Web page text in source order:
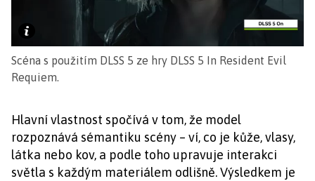
Scéna s použitím DLSS 5 ze hry DLSS 5 In Resident Evil
Requiem.
Hlavní vlastnost spočívá v tom, že model
rozpoznává sémantiku scény – ví, co je kůže, vlasy,
látka nebo kov, a podle toho upravuje interakci
světla s každým materiálem odlišně. Výsledkem je